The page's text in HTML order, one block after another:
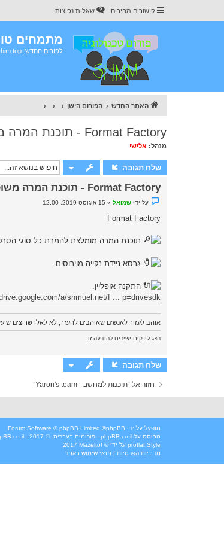
קישורים מהירים שאלות נפוצות
מתמחים
לפורום החדש: https://mitmachim.top
האתר החדש הפורום הישן
Format Factory - תוכנת המרה משוכללת
מנהל: אלישי
שלח תגובה
Format Factory - תוכנת המרה משוכללת
א
ל
א
ר
על ידישמואל » 15 אוגוסט 2019, 12:00
Format Factory
תוכנת המרה מומלצת להמרת כל סוגי
גרסא ניידת נקייה מוירוסים.
התקנה אופליין.
a/shmuel.net/f ... p=drivesdk
אוהב לעזור לאנשים שאוהבים להעזר, לא לאלו שרוצים
הצג לינקים ישירים להודעה זו
שלח תגובה
חזור אל “תוכנות למחשב - Yaron's team”
מופעל על ידי phpBB
® Forum Software © phpBB Limited
מבוסס על phpBB.co.il - פורומים בעברית
. © 2017 - phpBB.co.il.
Style
proflat על ידי © Mazeltof
מדיניות הפרטיות | תנאי שימוש באתר